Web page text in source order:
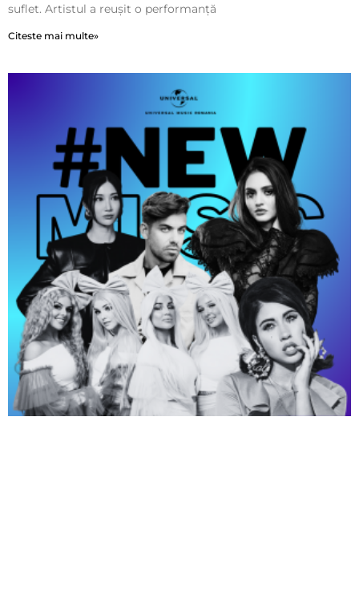
suflet. Artistul a reușit o performanță
Citeste mai multe»